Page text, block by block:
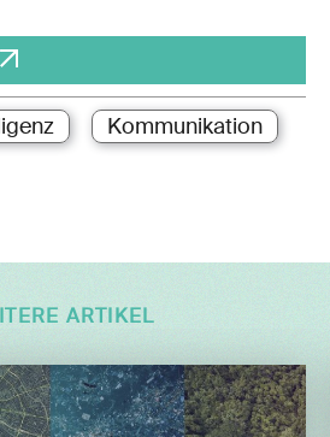
Kommunikation
ARTIKEL